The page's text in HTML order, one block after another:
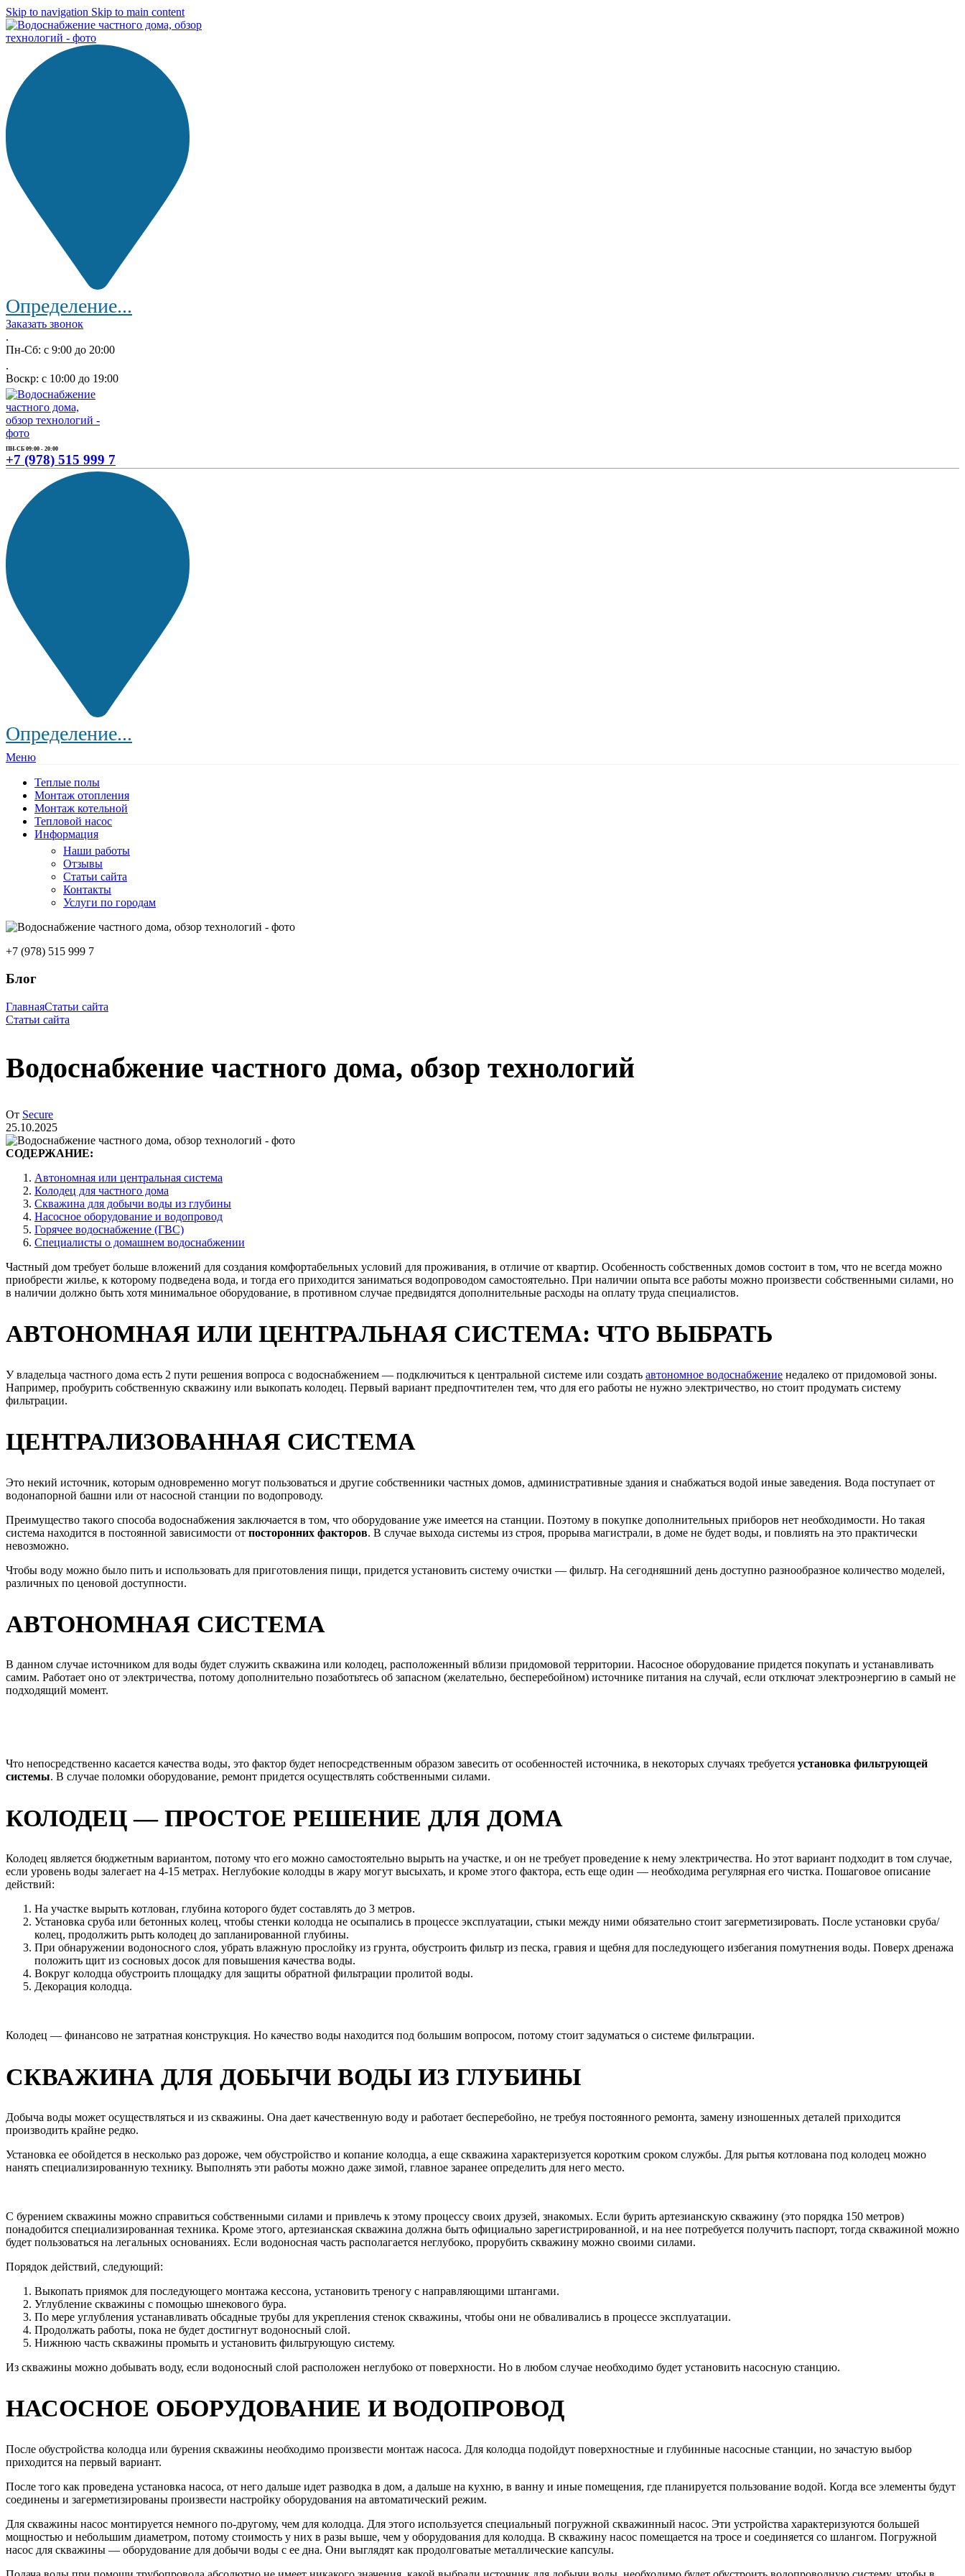
Skip to navigation Skip to main content
Определение...
Заказать звонок
.
Пн-Сб: с 9:00 до 20:00
.
Воскр: с 10:00 до 19:00
ПН-СБ 09:00 - 20:00
+7 (978) 515 999 7
Определение...
Меню
Теплые полы
Монтаж отопления
Монтаж котельной
Тепловой насос
Информация
Наши работы
Отзывы
Статьи сайта
Контакты
Услуги по городам
+7 (978) 515 999 7
Блог
ГлавнаяСтатьи сайта
Статьи сайта
Водоснабжение частного дома, обзор технологий
От Secure
25.10.2025
СОДЕРЖАНИЕ:
Автономная или центральная система
Колодец для частного дома
Скважина для добычи воды из глубины
Насосное оборудование и водопровод
Горячее водоснабжение (ГВС)
Специалисты о домашнем водоснабжении
Частный дом требует больше вложений для создания комфортабельных условий для проживания, в отличие от квартир. Особенность собственных домов состоит в том, что не всегда можно
приобрести жилье, к которому подведена вода, и тогда его приходится заниматься водопроводом самостоятельно. При наличии опыта все работы можно произвести собственными силами, но
в наличии должно быть хотя минимальное оборудование, в противном случае предвидятся дополнительные расходы на оплату труда специалистов.
АВТОНОМНАЯ ИЛИ ЦЕНТРАЛЬНАЯ СИСТЕМА: ЧТО ВЫБРАТЬ
У владельца частного дома есть 2 пути решения вопроса с водоснабжением — подключиться к центральной системе или создать автономное водоснабжение недалеко от придомовой зоны.
Например, пробурить собственную скважину или выкопать колодец. Первый вариант предпочтителен тем, что для его работы не нужно электричество, но стоит продумать систему
фильтрации.
ЦЕНТРАЛИЗОВАННАЯ СИСТЕМА
Это некий источник, которым одновременно могут пользоваться и другие собственники частных домов, административные здания и снабжаться водой иные заведения. Вода поступает от
водонапорной башни или от насосной станции по водопроводу.
Преимущество такого способа водоснабжения заключается в том, что оборудование уже имеется на станции. Поэтому в покупке дополнительных приборов нет необходимости. Но такая
система находится в постоянной зависимости от посторонних факторов. В случае выхода системы из строя, прорыва магистрали, в доме не будет воды, и повлиять на это практически
невозможно.
Чтобы воду можно было пить и использовать для приготовления пищи, придется установить систему очистки — фильтр. На сегодняшний день доступно разнообразное количество моделей,
различных по ценовой доступности.
АВТОНОМНАЯ СИСТЕМА
В данном случае источником для воды будет служить скважина или колодец, расположенный вблизи придомовой территории. Насосное оборудование придется покупать и устанавливать
самим. Работает оно от электричества, потому дополнительно позаботьтесь об запасном (желательно, бесперебойном) источнике питания на случай, если отключат электроэнергию в самый не
подходящий момент.
Что непосредственно касается качества воды, это фактор будет непосредственным образом завесить от особенностей источника, в некоторых случаях требуется установка фильтрующей
системы. В случае поломки оборудование, ремонт придется осуществлять собственными силами.
КОЛОДЕЦ — ПРОСТОЕ РЕШЕНИЕ ДЛЯ ДОМА
Колодец является бюджетным вариантом, потому что его можно самостоятельно вырыть на участке, и он не требует проведение к нему электричества. Но этот вариант подходит в том случае,
если уровень воды залегает на 4-15 метрах. Неглубокие колодцы в жару могут высыхать, и кроме этого фактора, есть еще один — необходима регулярная его чистка. Пошаговое описание
действий:
На участке вырыть котлован, глубина которого будет составлять до 3 метров.
Установка сруба или бетонных колец, чтобы стенки колодца не осыпались в процессе эксплуатации, стыки между ними обязательно стоит загерметизировать. После установки сруба/
колец, продолжить рыть колодец до запланированной глубины.
При обнаружении водоносного слоя, убрать влажную прослойку из грунта, обустроить фильтр из песка, гравия и щебня для последующего избегания помутнения воды. Поверх дренажа
положить щит из сосновых досок для повышения качества воды.
Вокруг колодца обустроить площадку для защиты обратной фильтрации пролитой воды.
Декорация колодца.
Колодец — финансово не затратная конструкция. Но качество воды находится под большим вопросом, потому стоит задуматься о системе фильтрации.
СКВАЖИНА ДЛЯ ДОБЫЧИ ВОДЫ ИЗ ГЛУБИНЫ
Добыча воды может осуществляться и из скважины. Она дает качественную воду и работает бесперебойно, не требуя постоянного ремонта, замену изношенных деталей приходится
производить крайне редко.
Установка ее обойдется в несколько раз дороже, чем обустройство и копание колодца, а еще скважина характеризуется коротким сроком службы. Для рытья котлована под колодец можно
нанять специализированную технику. Выполнять эти работы можно даже зимой, главное заранее определить для него место.
С бурением скважины можно справиться собственными силами и привлечь к этому процессу своих друзей, знакомых. Если бурить артезианскую скважину (это порядка 150 метров)
понадобится специализированная техника. Кроме этого, артезианская скважина должна быть официально зарегистрированной, и на нее потребуется получить паспорт, тогда скважиной можно
будет пользоваться на легальных основаниях. Если водоносная часть располагается неглубоко, прорубить скважину можно своими силами.
Порядок действий, следующий:
Выкопать приямок для последующего монтажа кессона, установить треногу с направляющими штангами.
Углубление скважины с помощью шнекового бура.
По мере углубления устанавливать обсадные трубы для укрепления стенок скважины, чтобы они не обваливались в процессе эксплуатации.
Продолжать работы, пока не будет достигнут водоносный слой.
Нижнюю часть скважины промыть и установить фильтрующую систему.
Из скважины можно добывать воду, если водоносный слой расположен неглубоко от поверхности. Но в любом случае необходимо будет установить насосную станцию.
НАСОСНОЕ ОБОРУДОВАНИЕ И ВОДОПРОВОД
После обустройства колодца или бурения скважины необходимо произвести монтаж насоса. Для колодца подойдут поверхностные и глубинные насосные станции, но зачастую выбор
приходится на первый вариант.
После того как проведена установка насоса, от него дальше идет разводка в дом, а дальше на кухню, в ванну и иные помещения, где планируется пользование водой. Когда все элементы будут
соединены и загерметизированы произвести настройку оборудования на автоматический режим.
Для скважины насос монтируется немного по-другому, чем для колодца. Для этого используется специальный погружной скважинный насос. Эти устройства характеризуются большей
мощностью и небольшим диаметром, потому стоимость у них в разы выше, чем у оборудования для колодца. В скважину насос помещается на тросе и соединяется со шлангом. Погружной
насос для скважины — оборудование для добычи воды с ее дна. Они выглядят как продолговатые металлические капсулы.